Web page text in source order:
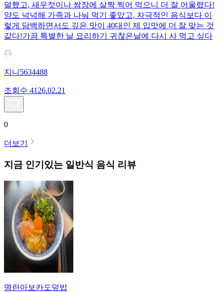
덜했고, 새우젓이나 쌈장에 살짝 찍어 먹으니 더 잘 어울렸다!
양도 넉넉해 가족과 나눠 먹기 좋았고, 자극적인 음식보다 이
렇게 담백하면서도 깊은 맛이 40대인 제 입맛에 더 잘 맞는 것
같다!가끔 특별한 날 요리하기 귀찮은날에 다시 사 먹고 싶다
지니5634488
조회수 41 26.02.21
0
더보기
지금 인기있는 일반식 음식 리뷰
명란아보카도덮밥